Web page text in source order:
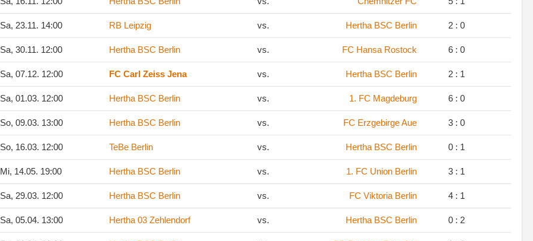
Sa, 23.11. 14:00 RB Leipzig vs. Hertha BSC Berlin 2 : 0
Sa, 30.11. 12:00 Hertha BSC Berlin vs. FC Hansa Rostock 6 : 0
Sa, 07.12. 12:00 FC Carl Zeiss Jena vs. Hertha BSC Berlin 2 : 1
Sa, 01.03. 12:00 Hertha BSC Berlin vs. 1. FC Magdeburg 6 : 0
So, 09.03. 13:00 Hertha BSC Berlin vs. FC Erzgebirge Aue 3 : 0
So, 16.03. 12:00 TeBe Berlin vs. Hertha BSC Berlin 0 : 1
Mi, 14.05. 19:00 Hertha BSC Berlin vs. 1. FC Union Berlin 3 : 1
Sa, 29.03. 12:00 Hertha BSC Berlin vs. FC Viktoria Berlin 4 : 1
Sa, 05.04. 13:00 Hertha 03 Zehlendorf vs. Hertha BSC Berlin 0 : 2